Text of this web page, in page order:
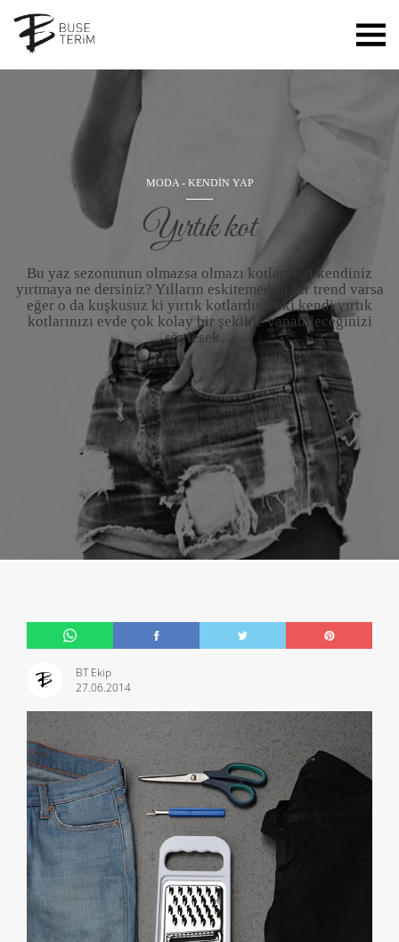
MODA- KENDİN YAP
Yırtık kot
Bu yaz sezonunun olmazsa olmazı kotlarınızı kendiniz
yırtmaya ne dersiniz? Yılların eskitemediği bir trend varsa
eğer o da kuşkusuz ki yırtık kotlardır. Peki kendi yırtık
kotlarınızı evde çok kolay bir şekilde yapabileceğinizi
söylesek…
BT Ekip
27.06.2014